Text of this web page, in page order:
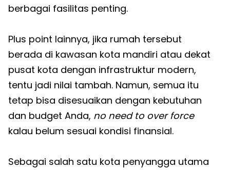
berbagai fasilitas penting.
Plus point lainnya, jika rumah tersebut
berada di kawasan kota mandiri atau dekat
pusat kota dengan infrastruktur modern,
tentu jadi nilai tambah. Namun, semua itu
tetap bisa disesuaikan dengan kebutuhan
dan budget Anda, no need to over force
kalau belum sesuai kondisi finansial.
Sebagai salah satu kota penyangga utama